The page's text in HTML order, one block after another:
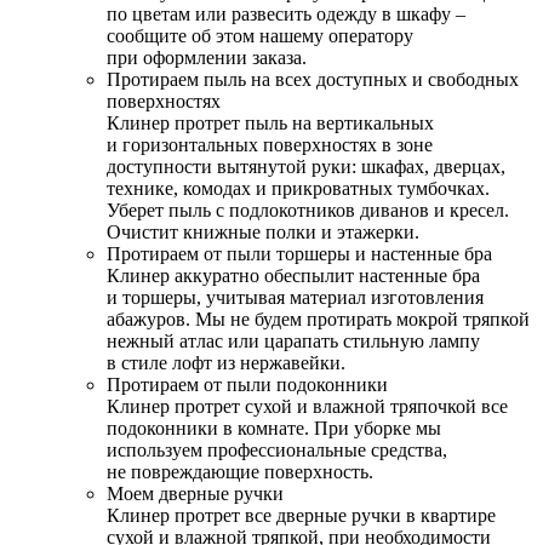
по цветам или развесить одежду в шкафу –
сообщите об этом нашему оператору
при оформлении заказа.
Протираем пыль на всех доступных и свободных
поверхностях
Клинер протрет пыль на вертикальных
и горизонтальных поверхностях в зоне
доступности вытянутой руки: шкафах, дверцах,
технике, комодах и прикроватных тумбочках.
Уберет пыль с подлокотников диванов и кресел.
Очистит книжные полки и этажерки.
Протираем от пыли торшеры и настенные бра
Клинер аккуратно обеспылит настенные бра
и торшеры, учитывая материал изготовления
абажуров. Мы не будем протирать мокрой тряпкой
нежный атлас или царапать стильную лампу
в стиле лофт из нержавейки.
Протираем от пыли подоконники
Клинер протрет сухой и влажной тряпочкой все
подоконники в комнате. При уборке мы
используем профессиональные средства,
не повреждающие поверхность.
Моем дверные ручки
Клинер протрет все дверные ручки в квартире
сухой и влажной тряпкой, при необходимости